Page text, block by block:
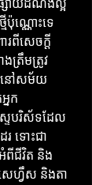
ប៉ុណ្ណោះទេ
រពីសេចក្តី
ត្រឹមត្រូវ
នៅសម័យ
ក
ស្ទបរិស័ទដែល
រ ទោះជា
ជីវិត និង
េហ្វឹស និងតា